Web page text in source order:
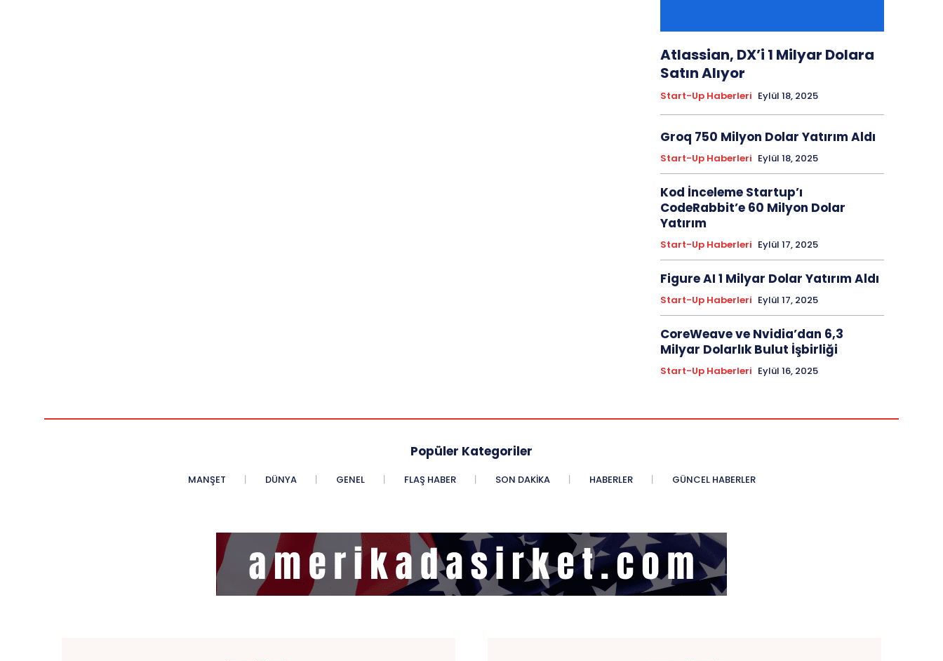
Atlassian, DX’i 1 Milyar Dolara
Satın Alıyor
Start-Up Haberleri Eylül 18, 2025
Groq 750 Milyon Dolar Yatırım Aldı
Start-Up Haberleri Eylül 18, 2025
Kod İnceleme Startup’ı
CodeRabbit’e 60 Milyon Dolar
Yatırım
Start-Up Haberleri Eylül 17, 2025
Figure AI 1 Milyar Dolar Yatırım Aldı
Start-Up Haberleri Eylül 17, 2025
CoreWeave ve Nvidia’dan 6,3
Milyar Dolarlık Bulut İşbirliği
Start-Up Haberleri Eylül 16, 2025
Popüler Kategoriler
MANŞET DÜNYA GENEL FLAŞ HABER SON DAKIKA HABERLER GÜNCEL HABERLER